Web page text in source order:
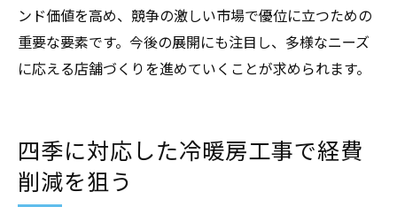
ンド価値を高め、競争の激しい市場で優位に立つための
重要な要素です。今後の展開にも注目し、多様なニーズ
に応える店舗づくりを進めていくことが求められます。
四季に対応した冷暖房工事で経費
削減を狙う